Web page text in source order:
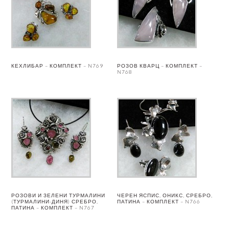
КЕХЛИБАР – КОМПЛЕКТ – N769
РОЗОВ КВАРЦ – КОМПЛЕКТ –
N768
РОЗОВИ И ЗЕЛЕНИ ТУРМАЛИНИ
(ТУРМАЛИНИ-ДИНЯ) СРЕБРО,
ПАТИНА – КОМПЛЕКТ – N767
ЧЕРЕН ЯСПИС, ОНИКС, СРЕБРО,
ПАТИНА – КОМПЛЕКТ – N766